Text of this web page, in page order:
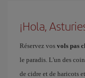
¡Hola,
Réservez vos vols pas
le paradis. L'un des
de cidre et de haricots